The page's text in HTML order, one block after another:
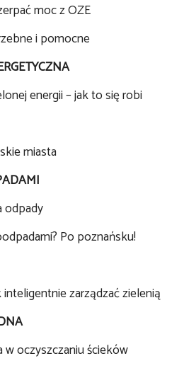
moc z OZE
i pomocne
energii – jak to się robi
miasta
odpady
Po poznańsku!
zarządzać zielenią
w oczyszczaniu ścieków